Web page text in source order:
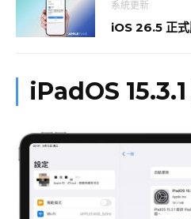
系統更新
iOS 26.5 正式
iPadOS